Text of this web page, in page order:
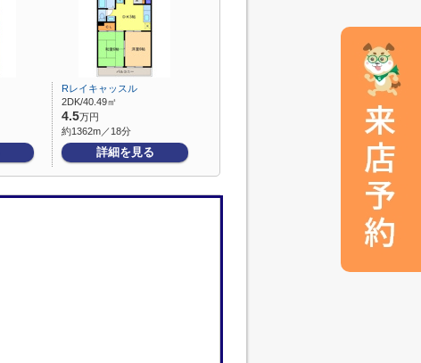
Rレイキャッスル
2DK/40.49㎡
4.5万円
約1362m／18分
詳細を見る